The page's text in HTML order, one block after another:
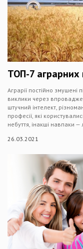
ТОП-7 аграрних
Аграрії постійно змушені
виклики через
штучний інтелект,
професії, які
небуття, інакші навпаки
26.03.2021